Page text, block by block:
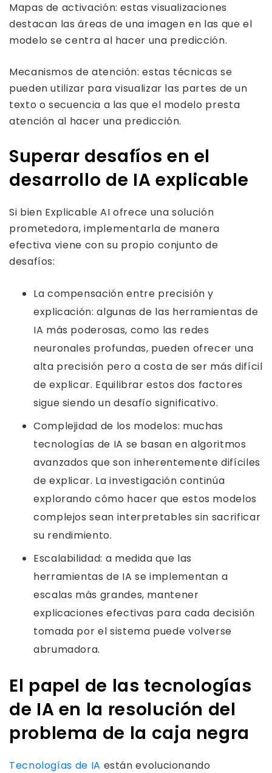
Mapas de activación: estas visualizaciones
destacan las áreas de una imagen en las que el
modelo se centra al hacer una predicción.
Mecanismos de atención: estas técnicas se
pueden utilizar para visualizar las partes de un
texto o secuencia a las que el modelo presta
atención al hacer una predicción.
Superar desafíos en el
desarrollo de IA explicable
Si bien Explicable AI ofrece una solución
prometedora, implementarla de manera
efectiva viene con su propio conjunto de
desafíos:
La compensación entre precisión y
explicación: algunas de las herramientas de
IA más poderosas, como las redes
neuronales profundas, pueden ofrecer una
alta precisión pero a costa de ser más difícil
de explicar. Equilibrar estos dos factores
sigue siendo un desafío significativo.
Complejidad de los modelos: muchas
tecnologías de IA se basan en algoritmos
avanzados que son inherentemente difíciles
de explicar. La investigación continúa
explorando cómo hacer que estos modelos
complejos sean interpretables sin sacrificar
su rendimiento.
Escalabilidad: a medida que las
herramientas de IA se implementan a
escalas más grandes, mantener
explicaciones efectivas para cada decisión
tomada por el sistema puede volverse
abrumadora.
El papel de las tecnologías
de IA en la resolución del
problema de la caja negra
Tecnologías de IA están evolucionando